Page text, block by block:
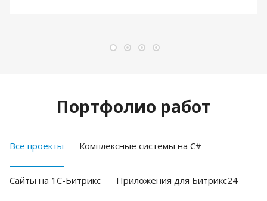
Портфолио работ
Все проекты Комплексные системы на C#
Cайты на 1С-Битрикс Приложения для Битрикс24